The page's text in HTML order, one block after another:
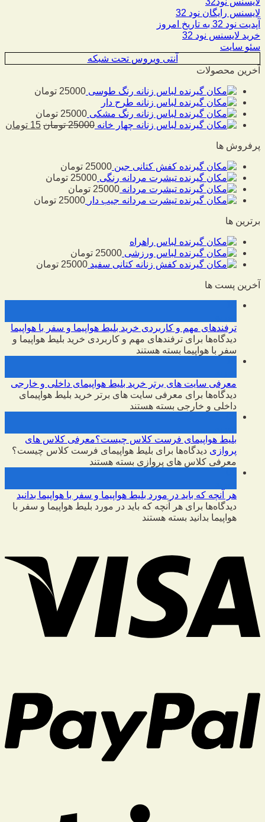
لایسنس رایگان نود 32
آپدیت نود 32 به تاریخ امروز
خرید لایسنس نود 32
سئو سایت
آنتی ویروس تحت شبکه
آخرین محصولات
لباس زنانه رنگ طوسی 25000 تومان
لباس زنانه طرح دار
لباس زنانه رنگ مشکی 25000 تومان
لباس زنانه چهار خانه 25000 تومان 15 تومان
پرفروش ها
کفش کتانی جین 25000 تومان
تیشرت مردانه رنگی 25000 تومان
تیشرت مردانه 25000 تومان
تیشرت مردانه جیب دار 25000 تومان
برترین ها
لباس راهراه
لباس ورزشی 25000 تومان
کفش زنانه کتانی سفید 25000 تومان
آخرین پست ها
ترفندهای مهم و کاربردی خرید بلیط هواپیما و سفر با هواپیما
دیدگاه‌ها برای ترفندهای مهم و کاربردی خرید بلیط هواپیما و
سفر با هواپیما بسته هستند
معرفی سایت های برتر خرید بلیط هواپیمای داخلی و خارجی
دیدگاه‌ها برای معرفی سایت های برتر خرید بلیط هواپیمای
داخلی و خارجی بسته هستند
بلیط هواپیمای فرست کلاس چیست؟معرفی کلاس های
پروازی دیدگاه‌ها برای بلیط هواپیمای فرست کلاس چیست؟
معرفی کلاس های پروازی بسته هستند
هر آنچه که باید در مورد بلیط هواپیما و سفر با هواپیما بدانید
دیدگاه‌ها برای هر آنچه که باید در مورد بلیط هواپیما و سفر با
هواپیما بدانید بسته هستند